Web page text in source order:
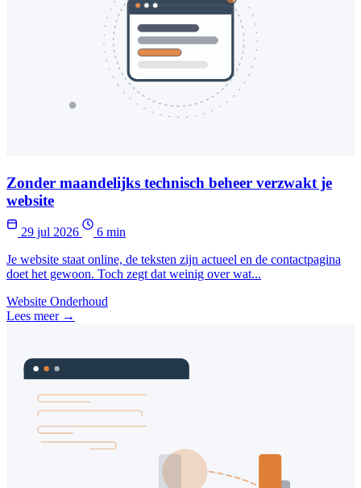
Zonder maandelijks technisch beheer verzwakt je
website
29 jul 2026
6 min
Je website staat online, de teksten zijn actueel en de contactpagina
doet het gewoon. Toch zegt dat weinig over wat...
Website Onderhoud
Lees meer →